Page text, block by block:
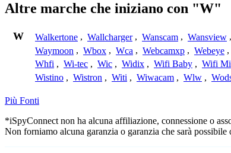
Altre marche che iniziano con "W"
W Walkertone , Wallcharger , Wanscam , Wansview ,
Waymoon , Wbox , Wca , Webcamxp , Webeye ,
Whfi , Wi-tec , Wic , Widix , Wifi Baby , Wifi Mi
Wistino , Wistron , Witi , Wiwacam , Wlw ,
Più Fonti
*iSpyConnect non ha alcuna affiliazione, connessione o
Non forniamo alcuna garanzia o garanzia che sarà